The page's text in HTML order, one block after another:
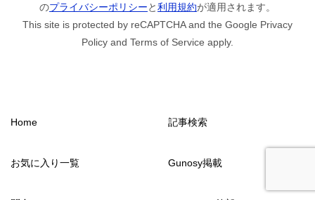
のプライバシーポリシーと利用規約が適用されます。
This site is protected by reCAPTCHA and the Google Privacy
Policy and Terms of Service apply.
Home 記事検索
お気に入り一覧 Gunosy掲載